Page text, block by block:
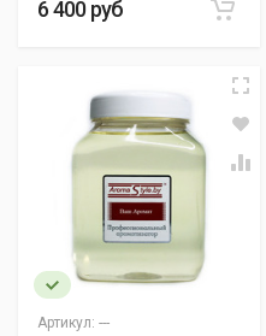
6 400 руб
Артикул: ---